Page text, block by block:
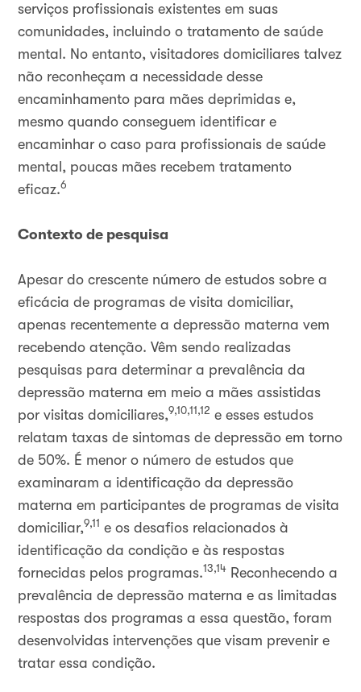
serviços profissionais existentes em suas
comunidades, incluindo o tratamento de saúde
mental. No entanto, visitadores domiciliares talvez
não reconheçam a necessidade desse
encaminhamento para mães deprimidas e,
mesmo quando conseguem identificar e
encaminhar o caso para profissionais de saúde
mental, poucas mães recebem tratamento
eficaz.6
Contexto de pesquisa
Apesar do crescente número de estudos sobre a
eficácia de programas de visita domiciliar,
apenas recentemente a depressão materna vem
recebendo atenção. Vêm sendo realizadas
pesquisas para determinar a prevalência da
depressão materna em meio a mães assistidas
por visitas domiciliares,9,10,11,12 e esses estudos
relatam taxas de sintomas de depressão em torno
de 50%. É menor o número de estudos que
examinaram a identificação da depressão
materna em participantes de programas de visita
domiciliar,9,11 e os desafios relacionados à
identificação da condição e às respostas
fornecidas pelos programas.13,14 Reconhecendo a
prevalência de depressão materna e as limitadas
respostas dos programas a essa questão, foram
desenvolvidas intervenções que visam prevenir e
tratar essa condição.